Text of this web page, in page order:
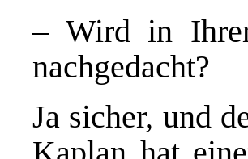
– Wird in
nachgedacht?
Ja sicher, und